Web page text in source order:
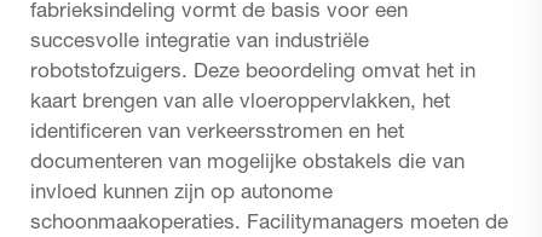
fabrieksindeling vormt de basis voor een
succesvolle integratie van industriële
robotstofzuigers. Deze beoordeling omvat het in
kaart brengen van alle vloeroppervlakken, het
identificeren van verkeersstromen en het
documenteren van mogelijke obstakels die van
invloed kunnen zijn op autonome
schoonmaakoperaties. Facilitymanagers moeten de